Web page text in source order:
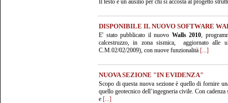
Il testo è un ausilio per chi si accosta al progetto
DISPONIBILE IL NUOVO SOFTWARE
E' stato pubblicato il nuovo Walls 2010,
calcestruzzo, in zona sismica, aggiornato alle
C.M.02/02/2009), con nuove funzionalità [...]
NUOVA SEZIONE "IN EVIDENZA"
Scopo di questa nuova sezione è quello di fornire
quello geotecnico dell’ingegneria civile. Con
e [...]